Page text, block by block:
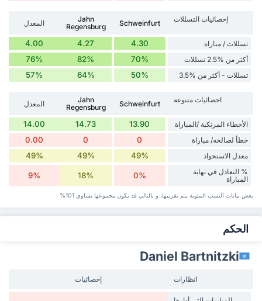
إحصائيات التسللات Schweinfurt
Jahn
Regensburg
المعدل
تسللات / مباراة 4.30
4.27
4.00
أكثر من %2.5 تسللات 70%
82%
76%
تسللات - أكثر من %3.5 50%
64%
57%
احصائيات متنوعة Schweinfurt
Jahn
Regensburg
المعدل
الأخطاء المرتكبة /المباراة 13.90
14.73
14.00
خطأ لصالحه/ مباراة 0
0
0.00
معدل الاستحواذ 49%
49%
49%
% التعادل في نهاية
المباراة
0%
18%
9%
بعض بيانات ‏النسب المئوية يتم تقريبها، و بالتالي قد ‏يكون مجموعها يساوي 101% .
‏الحكم
Daniel Bartnitzki
انظارات إحصائيات